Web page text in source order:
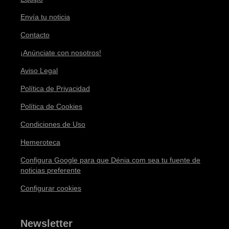
Envía tu noticia
Contacto
¡Anúnciate con nosotros!
Aviso Legal
Política de Privacidad
Política de Cookies
Condiciones de Uso
Hemeroteca
Configura Google para que Dénia.com sea tu fuente de
noticias preferente
Configurar cookies
Newsletter